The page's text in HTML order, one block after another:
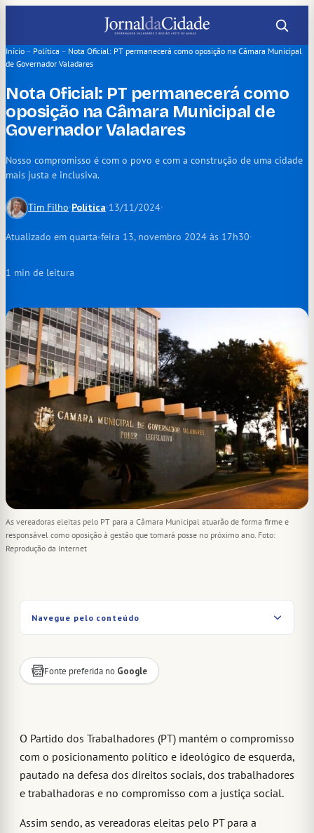
o
conteúdo
Início – Política – Nota Oficial: PT permanecerá como oposição na Câmara Municipal
de Governador Valadares
Nota Oficial: PT permanecerá como
oposição na Câmara Municipal de
Governador Valadares
Nosso compromisso é com o povo e com a construção de uma cidade
mais justa e inclusiva.
Tim Filho·Política·13/11/2024·
Atualizado em quarta-feira 13, novembro 2024 às 17h30·
1 min de leitura
As vereadoras eleitas pelo PT para a Câmara Municipal atuarão de forma firme e
responsável como oposição à gestão que tomará posse no próximo ano. Foto:
Reprodução da Internet
Navegue pelo conteúdo
Fonte preferida no Google
O Partido dos Trabalhadores (PT) mantém o compromisso
com o posicionamento político e ideológico de esquerda,
pautado na defesa dos direitos sociais, dos trabalhadores
e trabalhadoras e no compromisso com a justiça social.
Assim sendo, as vereadoras eleitas pelo PT para a